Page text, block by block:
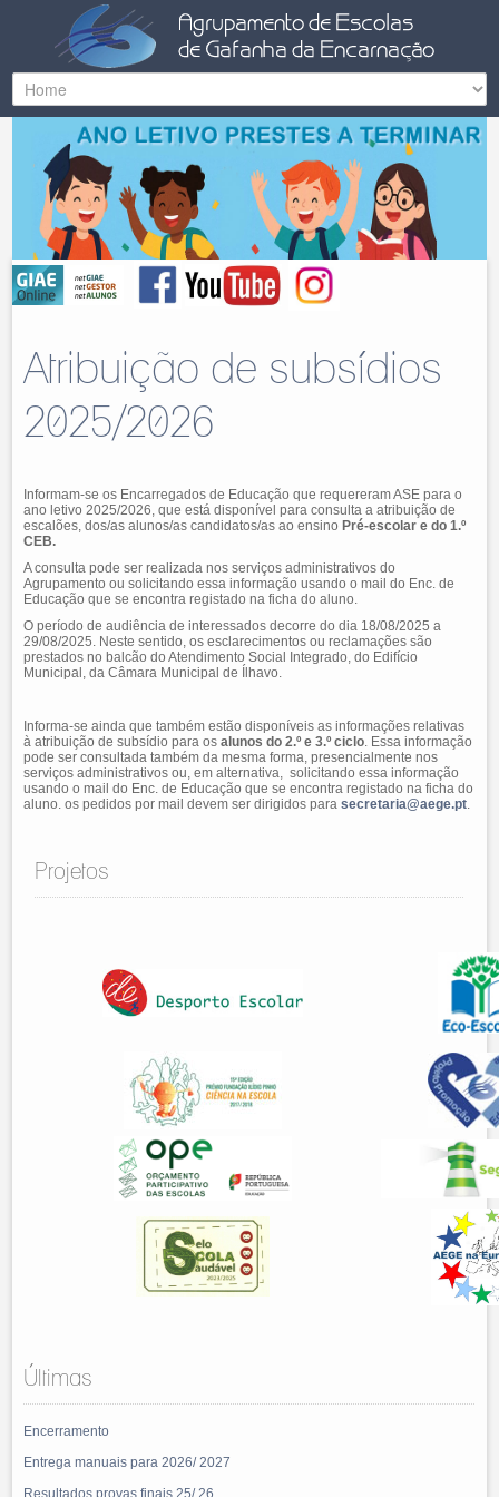
Atribuição de subsídios
2025/2026
Informam-se os Encarregados de Educação que requereram ASE para o
ano letivo 2025/2026, que está disponível para consulta a atribuição de
escalões, dos/as alunos/as candidatos/as ao ensinoPré-escolar e do 1.º
CEB.
A consulta pode ser realizada nos serviços administrativos do
Agrupamento ou solicitando essa informação usando o mail do Enc. de
Educação que se encontra registado na ficha do aluno.
O período de audiência de interessados decorre do dia 18/08/2025 a
29/08/2025. Neste sentido, os esclarecimentos ou reclamações são
prestados no balcão do Atendimento Social Integrado, do Edifício
Municipal, da Câmara Municipal de Ílhavo.
Informa-se ainda que também estão disponíveis as informações relativas
à atribuição de subsídio para osalunos do 2.º e 3.º ciclo . Essa informação
pode ser consultada também da mesma forma, presencialmente nos
serviços administrativos ou, em alternativa, solicitando essa informação
usando o mail do Enc. de Educação que se encontra registado na ficha do
aluno. os pedidos por mail devem ser dirigidos parasecretaria@aege.pt
Projetos
Últimas
Encerramento
Entrega manuais para 2026/ 2027
Resultados provas finais 25/ 26